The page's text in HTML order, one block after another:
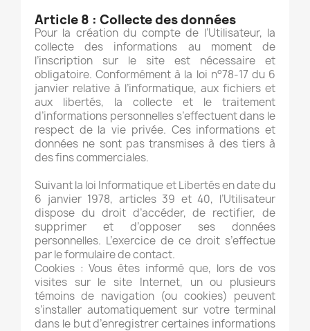
Article 8 : Collecte des données
Pour la création du compte de l’Utilisateur, la
collecte des informations au moment de
l’inscription sur le site est nécessaire et
obligatoire. Conformément à la loi n°78-17 du 6
janvier relative à l’informatique, aux fichiers et
aux libertés, la collecte et le traitement
d’informations personnelles s’effectuent dans le
respect de la vie privée. Ces informations et
données ne sont pas transmises à des tiers à
des fins commerciales.
Suivant la loi Informatique et Libertés en date du
6 janvier 1978, articles 39 et 40, l’Utilisateur
dispose du droit d’accéder, de rectifier, de
supprimer et d’opposer ses données
personnelles. L’exercice de ce droit s’effectue
par le formulaire de contact.
Cookies : Vous êtes informé que, lors de vos
visites sur le site Internet, un ou plusieurs
témoins de navigation (ou cookies) peuvent
s’installer automatiquement sur votre terminal
dans le but d’enregistrer certaines informations